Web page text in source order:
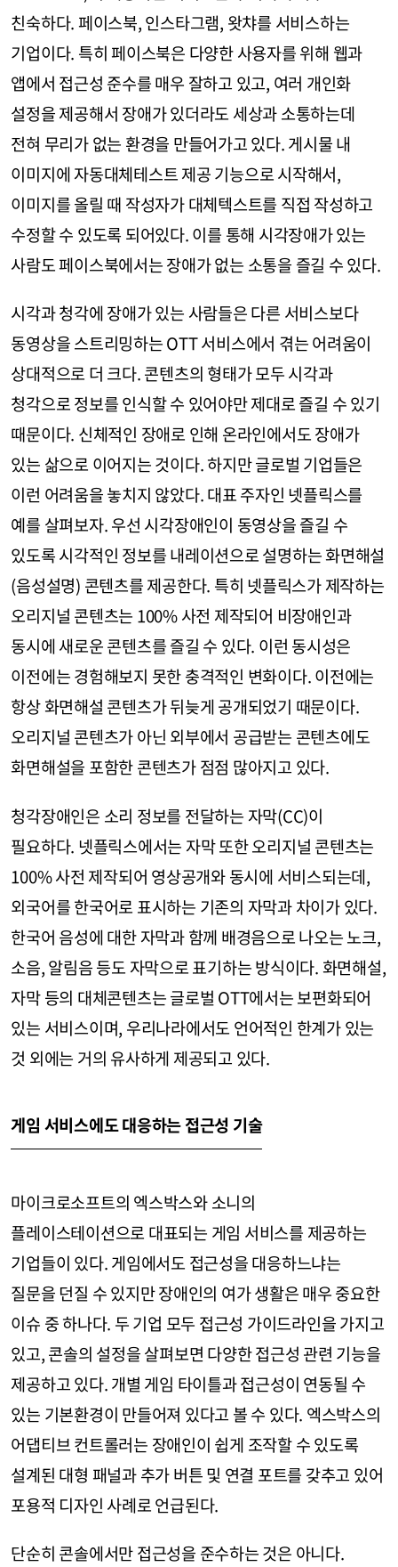
친숙하다. 페이스북, 인스타그램, 왓챠를 서비스하는
기업이다. 특히 페이스북은 다양한 사용자를 위해 웹과
앱에서 접근성 준수를 매우 잘하고 있고, 여러 개인화
설정을 제공해서 장애가 있더라도 세상과 소통하는데
전혀 무리가 없는 환경을 만들어가고 있다. 게시물 내
이미지에 자동대체테스트 제공 기능으로 시작해서,
이미지를 올릴 때 작성자가 대체텍스트를 직접 작성하고
수정할 수 있도록 되어있다. 이를 통해 시각장애가 있는
사람도 페이스북에서는 장애가 없는 소통을 즐길 수 있다.
시각과 청각에 장애가 있는 사람들은 다른 서비스보다
동영상을 스트리밍하는 OTT 서비스에서 겪는 어려움이
상대적으로 더 크다. 콘텐츠의 형태가 모두 시각과
청각으로 정보를 인식할 수 있어야만 제대로 즐길 수 있기
때문이다. 신체적인 장애로 인해 온라인에서도 장애가
있는 삶으로 이어지는 것이다. 하지만 글로벌 기업들은
이런 어려움을 놓치지 않았다. 대표 주자인 넷플릭스를
예를 살펴보자. 우선 시각장애인이 동영상을 즐길 수
있도록 시각적인 정보를 내레이션으로 설명하는 화면해설
(음성설명) 콘텐츠를 제공한다. 특히 넷플릭스가 제작하는
오리지널 콘텐츠는 100% 사전 제작되어 비장애인과
동시에 새로운 콘텐츠를 즐길 수 있다. 이런 동시성은
이전에는 경험해보지 못한 충격적인 변화이다. 이전에는
항상 화면해설 콘텐츠가 뒤늦게 공개되었기 때문이다.
오리지널 콘텐츠가 아닌 외부에서 공급받는 콘텐츠에도
화면해설을 포함한 콘텐츠가 점점 많아지고 있다.
청각장애인은 소리 정보를 전달하는 자막(CC)이
필요하다. 넷플릭스에서는 자막 또한 오리지널 콘텐츠는
100% 사전 제작되어 영상공개와 동시에 서비스되는데,
외국어를 한국어로 표시하는 기존의 자막과 차이가 있다.
한국어 음성에 대한 자막과 함께 배경음으로 나오는 노크,
소음, 알림음 등도 자막으로 표기하는 방식이다. 화면해설,
자막 등의 대체콘텐츠는 글로벌 OTT에서는 보편화되어
있는 서비스이며, 우리나라에서도 언어적인 한계가 있는
것 외에는 거의 유사하게 제공되고 있다.
게임 서비스에도 대응하는 접근성 기술
마이크로소프트의 엑스박스와 소니의
플레이스테이션으로 대표되는 게임 서비스를 제공하는
기업들이 있다. 게임에서도 접근성을 대응하느냐는
질문을 던질 수 있지만 장애인의 여가 생활은 매우 중요한
이슈 중 하나다. 두 기업 모두 접근성 가이드라인을 가지고
있고, 콘솔의 설정을 살펴보면 다양한 접근성 관련 기능을
제공하고 있다. 개별 게임 타이틀과 접근성이 연동될 수
있는 기본환경이 만들어져 있다고 볼 수 있다. 엑스박스의
어댑티브 컨트롤러는 장애인이 쉽게 조작할 수 있도록
설계된 대형 패널과 추가 버튼 및 연결 포트를 갖추고 있어
포용적 디자인 사례로 언급된다.
단순히 콘솔에서만 접근성을 준수하는 것은 아니다.